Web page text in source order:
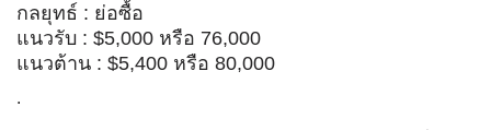
กลยุทธ์ : ย่อซื้อ
แนวรับ : $5,000 หรือ 76,000
แนวต้าน : $5,400 หรือ 80,000
.